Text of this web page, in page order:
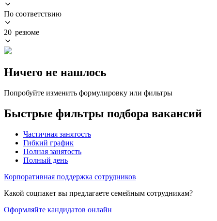
По соответствию
20 резюме
Ничего не нашлось
Попробуйте изменить формулировку или фильтры
Быстрые фильтры подбора вакансий
Частичная занятость
Гибкий график
Полная занятость
Полный день
Корпоративная поддержка сотрудников
Какой соцпакет вы предлагаете семейным сотрудникам?
Оформляйте кандидатов онлайн